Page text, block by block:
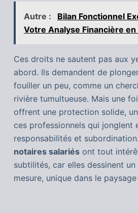
Autre :
Bilan Fonctionnel
Votre Analyse Financière en
Ces droits ne sautent pas aux
abord. Ils demandent de
fouiller un peu, comme un
rivière tumultueuse. Mais une
offrent une protection solide,
ces professionnels qui jonglent
responsabilités et
notaires salariésont tout
subtilités, car elles dessinent
mesure, unique dans le